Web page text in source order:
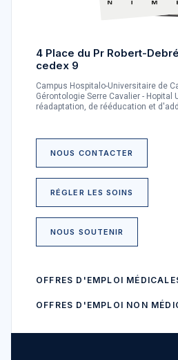
4 Place du Pr Robert-
cedex 9
Campus Hospitalo-Universitaire de
Gérontologie Serre Cavalier - Hopital
réadaptation, de rééducation et
NOUS CONTACTER
RÉGLER LES SOINS
NOUS SOUTENIR
OFFRES D'EMPLOI
OFFRES D'EMPLOI NON